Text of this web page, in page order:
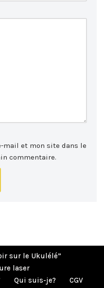
mail et mon site dans le
commentaire.
sur le Ukulélé”
laser
Qui suis-je? CGV